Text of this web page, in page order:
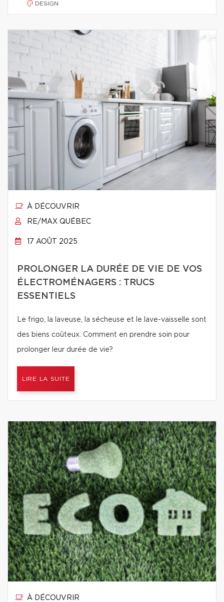
DESIGN
À DÉCOUVRIR
RE/MAX QUÉBEC
17 AOÛT 2025
PROLONGER LA DURÉE DE VIE DE VOS
ÉLECTROMÉNAGERS : TRUCS
ESSENTIELS
Le frigo, la laveuse, la sécheuse et le lave-vaisselle sont
des biens coûteux. Comment en prendre soin pour
prolonger leur durée de vie?
LIRE LA SUITE
À DÉCOUVRIR